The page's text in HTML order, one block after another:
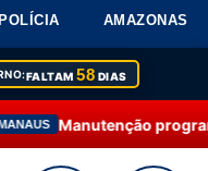
AMAZONAS
FALTAM58 DIAS
programada na